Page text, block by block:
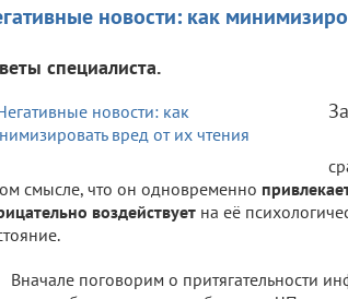
новости: как
специалиста.
смысле, что он одновременно
воздействует на её
Вначале поговорим о притягательности